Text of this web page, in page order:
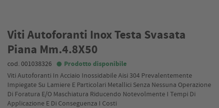
Viti Autoforanti Inox Testa Svasata
Piana Mm.4.8X50
cod. 001038326 Prodotto disponibile
Viti Autoforanti In Acciaio Inossidabile Aisi 304 Prevalentemente
Impiegate Su Lamiere E Particolari Metallici Senza Nessuna Operazione
Di Foratura E/O Maschiatura Riducendo Notevolmente I Tempi Di
Applicazione E Di Conseguenza I Costi